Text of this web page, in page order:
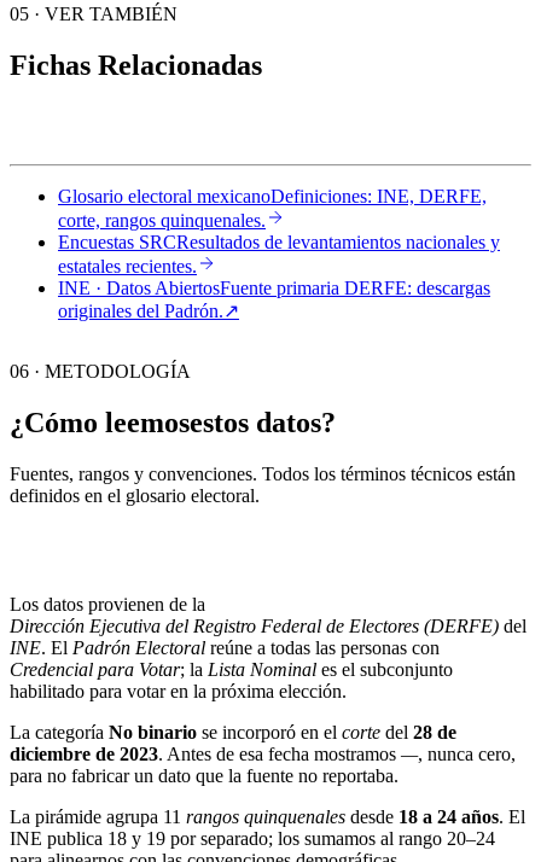
05 · VER TAMBIÉN
Fichas Relacionadas
Glosario electoral mexicanoDefiniciones: INE, DERFE,
corte, rangos quinquenales.
Encuestas SRCResultados de levantamientos nacionales y
estatales recientes.
INE · Datos AbiertosFuente primaria DERFE: descargas
originales del Padrón.↗︎
06 · METODOLOGÍA
¿Cómo leemosestos datos?
Fuentes, rangos y convenciones. Todos los términos técnicos están
definidos en el glosario electoral.
Los datos provienen de la
Dirección Ejecutiva del Registro Federal de Electores (DERFE) del
INE. El Padrón Electoral reúne a todas las personas con
Credencial para Votar; la Lista Nominal es el subconjunto
habilitado para votar en la próxima elección.
La categoría No binario se incorporó en el corte del 28 de
diciembre de 2023. Antes de esa fecha mostramos —, nunca cero,
para no fabricar un dato que la fuente no reportaba.
La pirámide agrupa 11 rangos quinquenales desde 18 a 24 años. El
INE publica 18 y 19 por separado; los sumamos al rango 20–24